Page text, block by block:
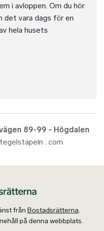
i avloppen. Om du hör
det vara dags för en
hela husets
89-99 - Högdalen
. com
från Bostadsrätterna.
på denna webbplats.